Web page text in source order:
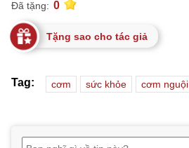
Đã tặng: 0
Tặng sao cho tác giả
Tag: cơm sức khỏe cơm nguội